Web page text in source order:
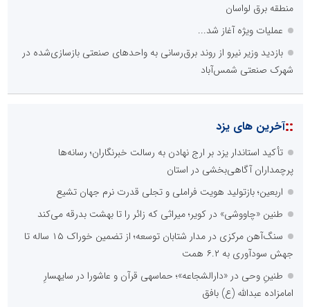
منطقه برق لواسان
عملیات ویژه آغاز شد...
بازدید وزیر نیرو از روند برق‌رسانی به واحدهای صنعتی بازسازی‌شده در
شهرک صنعتی شمس‌آباد
::آخرین های یزد
تأکید استاندار یزد بر ارج نهادن به رسالت خبرنگاران؛ رسانه‌ها
پرچمداران آگاهی‌بخشی در استان
اربعین؛ بازتولید هویت فراملی و تجلی قدرت نرم جهان تشیع
طنین «چاووشی» در کویر؛ میراثی که زائر را تا بهشت بدرقه می‌کند
سنگ‌آهن مرکزی در مدار شتابان توسعه؛ از تضمین خوراک ۱۵ ساله تا
جهش سودآوری به ۶.۲ همت
طنینِ وحی در «دارالشجاعه»؛ حماسهی قرآن و عاشورا در سایهسارِ
امامزاده عبدالله (ع) بافق